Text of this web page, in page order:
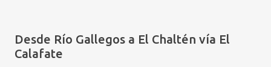
Desde Río Gallegos a El Chaltén vía El
Calafate